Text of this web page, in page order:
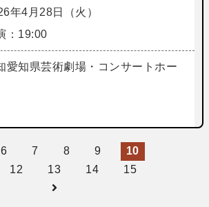
年4月28日（火）
：19:00
愛知県芸術劇場・コンサートホー
6 7 8 9
10
12 13 14 15